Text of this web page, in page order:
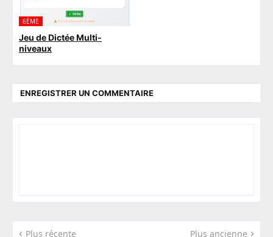
6ÈME
Jeu de Dictée Multi-
niveaux
ENREGISTRER UN COMMENTAIRE
Plus récente Plus ancienne